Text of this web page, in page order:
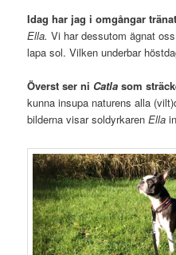
Idag har jag i omgångar
Ella.Vi har dessutom ägnat
lapa sol. Vilken underbar
Överst ser ni Catla som
kunna insupa naturens alla
bilderna visar soldyrkarenElla